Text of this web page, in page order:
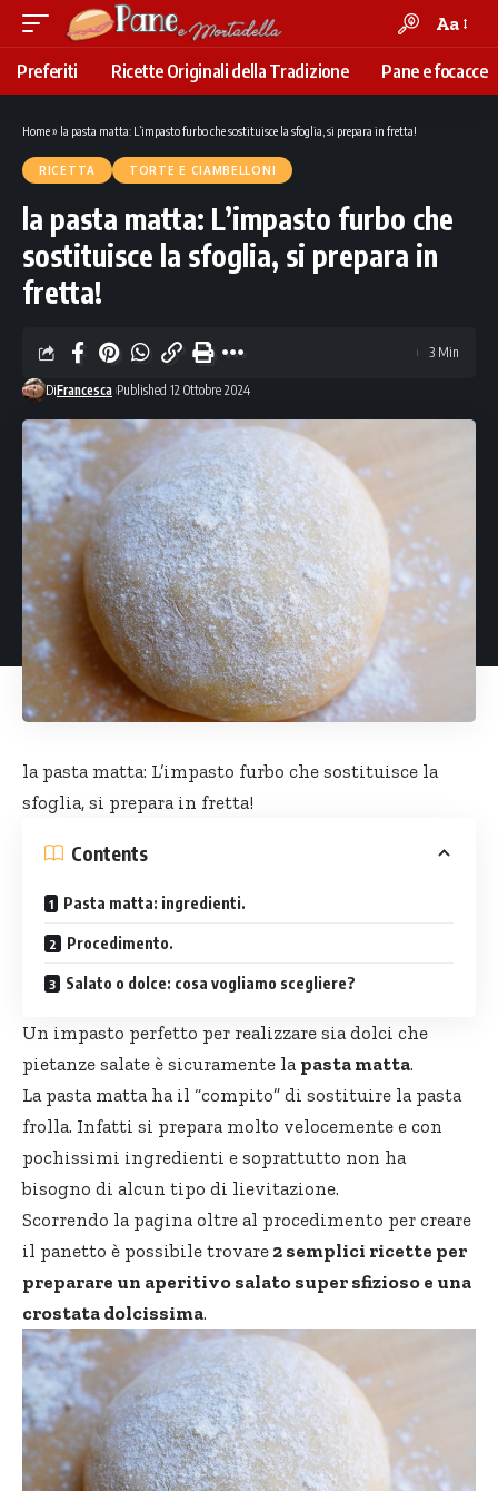
Font
Resizer
Aa
Preferiti Ricette Originali della Tradizione Pane e focacce
Home» la pasta matta: L’impasto furbo che sostituisce la sfoglia, si prepara in fretta!
RICETTA TORTE E CIAMBELLONI
la pasta matta: L’impasto furbo che
sostituisce la sfoglia, si prepara in
fretta!
DiFrancesca Published 12 Ottobre 2024
3 Min
la pasta matta: L’impasto furbo che sostituisce la
sfoglia, si prepara in fretta!
Contents
Pasta matta: ingredienti.
Procedimento.
Salato o dolce: cosa vogliamo scegliere?
Un impasto perfetto per realizzare sia dolci che
pietanze salate è sicuramente la pasta matta.
La pasta matta ha il “compito” di sostituire la pasta
frolla. Infatti si prepara molto velocemente e con
pochissimi ingredienti e soprattutto non ha
bisogno di alcun tipo di lievitazione.
Scorrendo la pagina oltre al procedimento per creare
il panetto è possibile trovare 2 semplici ricette per
preparare un aperitivo salato super sfizioso e una
crostata dolcissima.